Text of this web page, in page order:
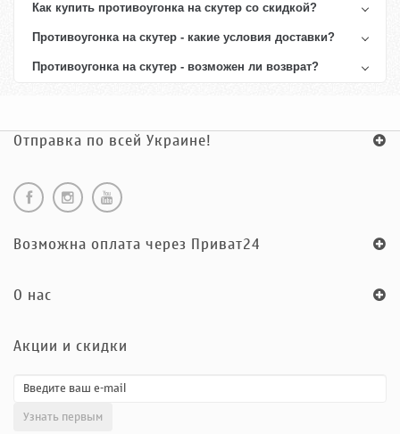
Как купить противоугонка на скутер со скидкой?
Противоугонка на скутер - какие условия доставки?
Противоугонка на скутер - возможен ли возврат?
Отправка по всей Украине!
Возможна оплата через Приват24
O нас
Акции и скидки